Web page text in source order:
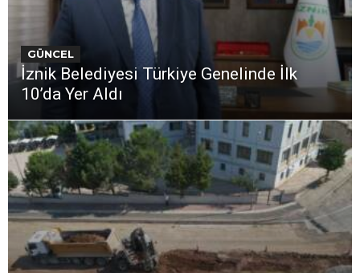
GÜNCEL
İznik Belediyesi Türkiye Genelinde İlk
10’da Yer Aldı